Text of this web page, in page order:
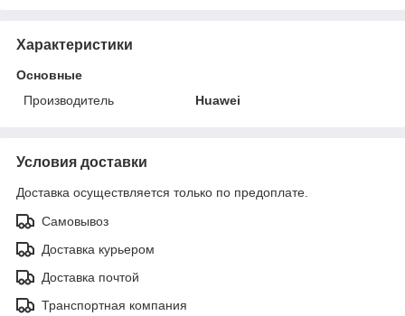
Характеристики
Основные
Производитель
Huawei
Условия доставки
Доставка осуществляется только по предоплате.
Самовывоз
Доставка курьером
Доставка почтой
Транспортная компания